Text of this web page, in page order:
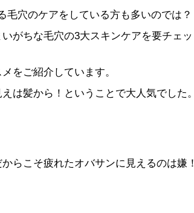
穴のケアをしている方も多いのでは？
がちな毛穴の3大スキンケアを要チェッ
をご紹介しています。
えは髪から！ということで大人気でした。
らこそ疲れたオバサンに見えるのは嫌！